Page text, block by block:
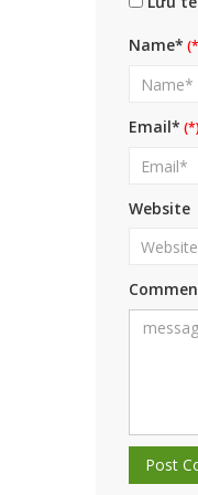
Name*
Email*
Website